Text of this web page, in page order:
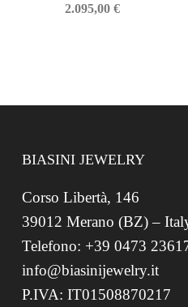
2.095,00 €
BIASINI JEWELRY
Corso Libertà, 146
39012 Merano (BZ) –
Telefono: +39 0473
info@biasinijewelry.it
P.IVA: IT01508870217